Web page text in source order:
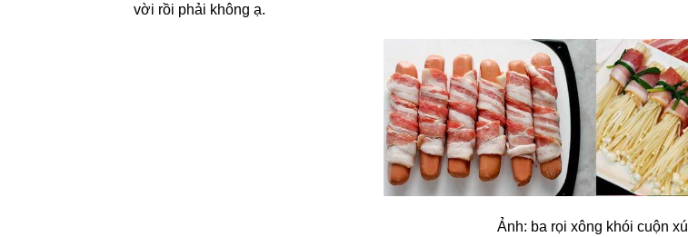
vời rồi phải không ạ.
Ảnh: ba rọi xông khói cuộn